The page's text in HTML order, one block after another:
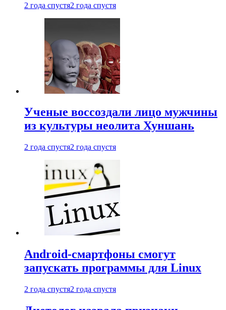
2 года спустя2 года спустя
Ученые воссоздали лицо мужчины
из культуры неолита Хуншань
2 года спустя2 года спустя
Android-смартфоны смогут
запускать программы для Linux
2 года спустя2 года спустя